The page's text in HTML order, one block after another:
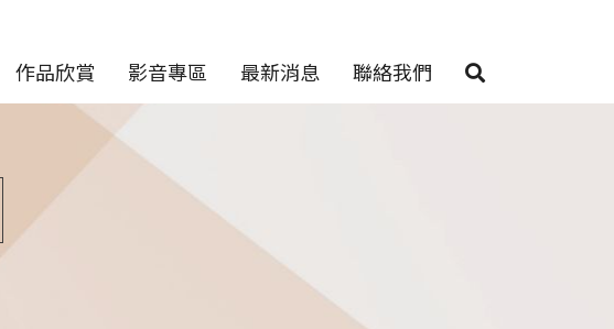
作品欣賞 影音專區 最新消息 聯絡我們